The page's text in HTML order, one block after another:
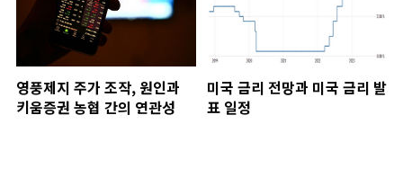
영풍제지 주가 조작, 원인과
키움증권 농협 간의 연관성
미국 금리 전망과 미국 금리 발
표 일정